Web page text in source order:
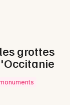
grottes